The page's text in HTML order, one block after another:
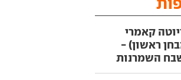
קאמרי
ראשון) -
השמרנות